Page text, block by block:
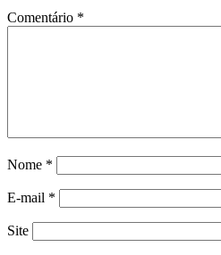
Comentário *
Nome *
E-mail *
Site